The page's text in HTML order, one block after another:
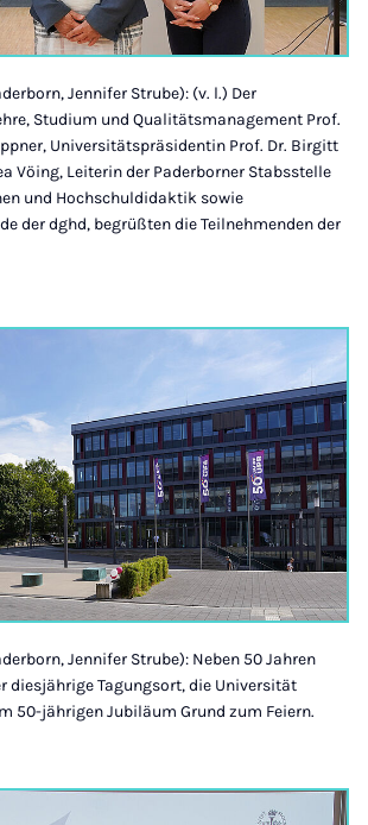
Jennifer Strube): (v. l.) Der
Studium und Qualitätsmanagement Prof.
Universitätspräsidentin Prof. Dr. Birgitt
Vöing, Leiterin der Paderborner Stabsstelle
und Hochschuldidaktik sowie
der dghd, begrüßten die Teilnehmenden der
Jennifer Strube): Neben 50 Jahren
diesjährige Tagungsort, die Universität
50-jährigen Jubiläum Grund zum Feiern.